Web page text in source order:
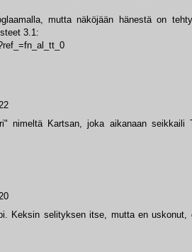
Keksin selityksen itse, mutta en uskonut,
nimeltä Kartsan, joka aikanaan seikkaili
mutta näköjään hänestä on
3.1: